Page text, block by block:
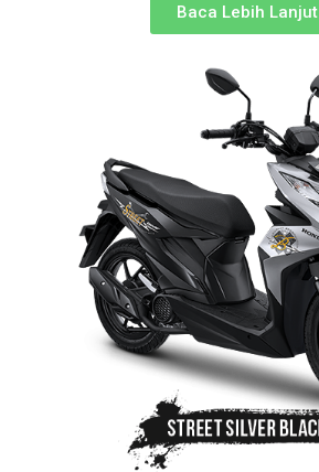
Baca Lebih Lanjut